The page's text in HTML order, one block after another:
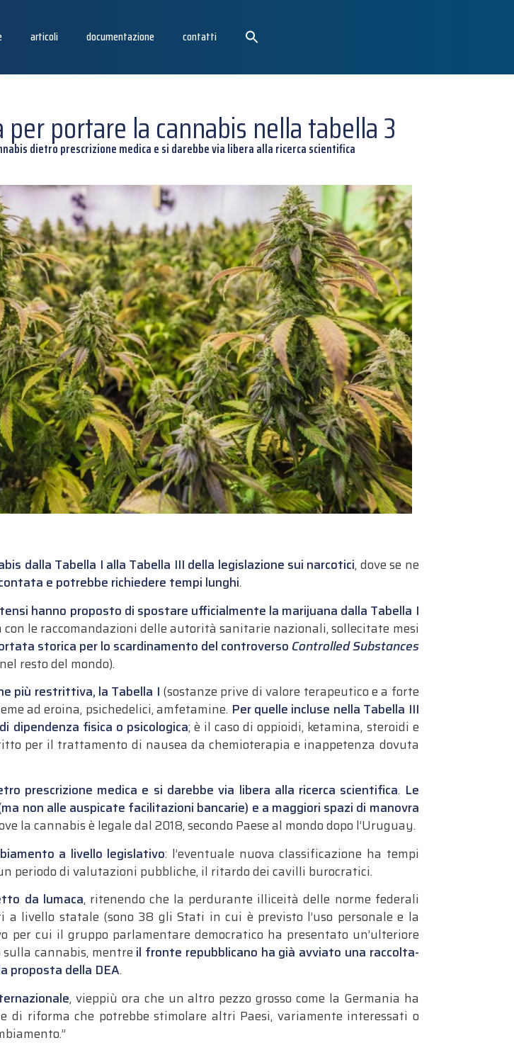
articoli documentazione contatti
portare la cannabis nella tabella 3
dietro prescrizione medica e si darebbe via libera alla ricerca scientifica
dalla Tabella I alla Tabella III della legislazione sui narcotici, dove se ne
e potrebbe richiedere tempi lunghi.
hanno proposto di spostare ufficialmente la marijuana dalla Tabella I
le raccomandazioni delle autorità sanitarie nazionali, sollecitate mesi
storica per lo scardinamento del controverso Controlled Substances
resto del mondo).
più restrittiva, la Tabella I (sostanze prive di valore terapeutico e a forte
ad eroina, psichedelici, amfetamine. Per quelle incluse nella Tabella III
dipendenza fisica o psicologica; è il caso di oppioidi, ketamina, steroidi e
per il trattamento di nausea da chemioterapia e inappetenza dovuta
prescrizione medica e si darebbe via libera alla ricerca scientifica. Le
non alle auspicate facilitazioni bancarie) e a maggiori spazi di manovra
la cannabis è legale dal 2018, secondo Paese al mondo dopo l’Uruguay.
a livello legislativo: l’eventuale nuova classificazione ha tempi
periodo di valutazioni pubbliche, il ritardo dei cavilli burocratici.
da lumaca, ritenendo che la perdurante illiceità delle norme federali
livello statale (sono 38 gli Stati in cui è previsto l’uso personale e la
cui il gruppo parlamentare democratico ha presentato un’ulteriore
cannabis, mentre il fronte repubblicano ha già avviato una raccolta-
proposta della DEA.
, vieppiù ora che un altro pezzo grosso come la Germania ha
di riforma che potrebbe stimolare altri Paesi, variamente interessati o